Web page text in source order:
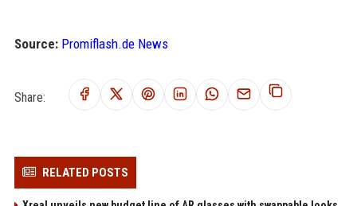
Source: Promiflash.de News
Share:
RELATED POSTS